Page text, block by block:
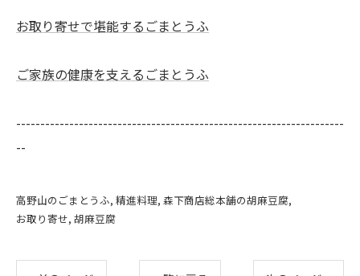
お取り寄せで堪能するごまとうふ
ご家族の健康を支えるごまとうふ
--------------------------------------------------------------------
--
高野山のごまとうふ 精進料理 森下商店総本舗の胡麻豆腐
お取り寄せ 胡麻豆腐